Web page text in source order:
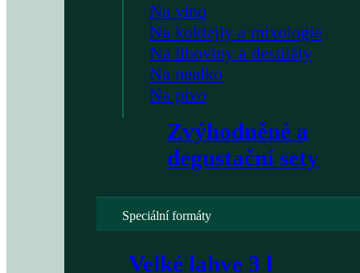
Na víno
Na koktejly a mixologie
Na lihoviny a destiláty
Na nealko
Na pivo
Zvýhodněné a
degustační sety
Speciální formáty
Velké lahve 3 l